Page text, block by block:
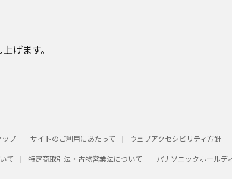
げます。
ップ サイトのご利用にあたって ウェブアクセシビリティ方針
て 特定商取引法・古物営業法について パナソニックホールデ